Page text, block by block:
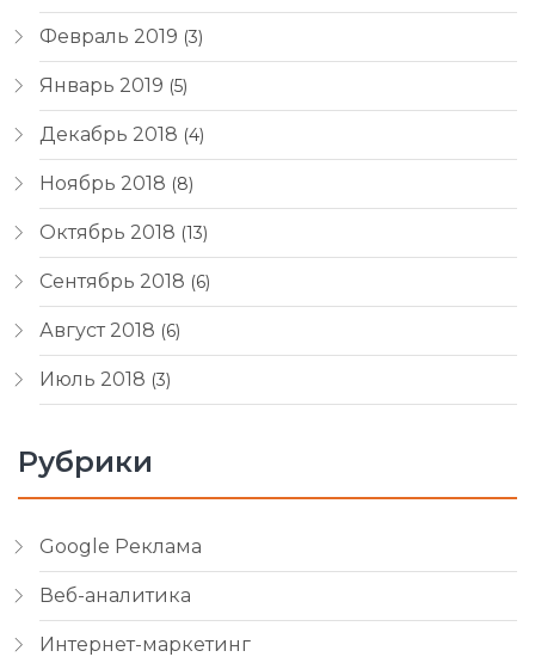
Февраль 2019 (3)
Январь 2019 (5)
Декабрь 2018 (4)
Ноябрь 2018 (8)
Октябрь 2018 (13)
Сентябрь 2018 (6)
Август 2018 (6)
Июль 2018 (3)
Рубрики
Google Реклама
Веб-аналитика
Интернет-маркетинг